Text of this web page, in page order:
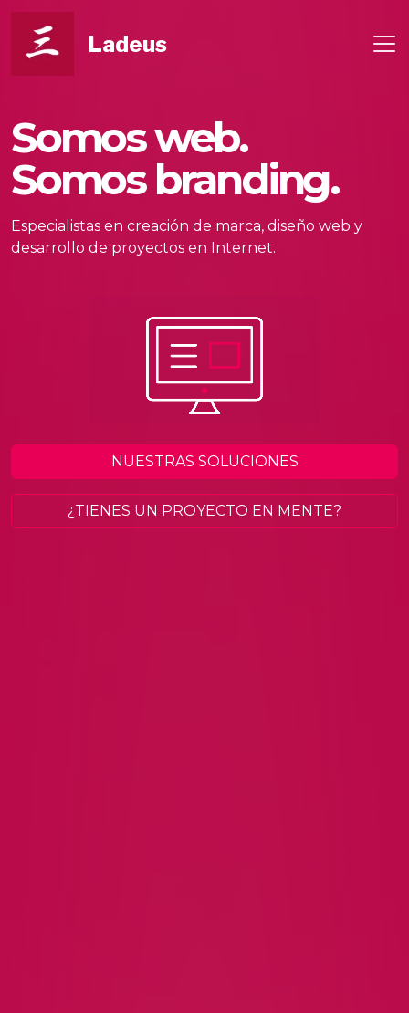
Ladeus
Somos web.
Somos branding.
Especialistas en creación de marca, diseño web y
desarrollo de proyectos en Internet.
NUESTRAS SOLUCIONES
¿TIENES UN PROYECTO EN MENTE?